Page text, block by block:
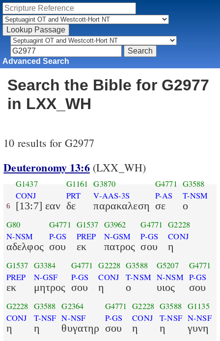
Advanced Search
Search the Bible for G2977
in LXX_WH
10 results for G2977
Deuteronomy 13:6(LXX_WH)
6
G1437
CONJ
[13:7] εαν
G1161
PRT
δε
G3870
V-AAS-3S
παρακαλεση
G4771
P-AS
σε
G3588
T-NSM
ο
G80
N-NSM
αδελφος
G4771
P-GS
σου
G1537
PREP
εκ
G3962
N-GSM
πατρος
G4771
P-GS
σου
G2228
CONJ
η
G1537
PREP
εκ
G3384
N-GSF
μητρος
G4771
P-GS
σου
G2228
CONJ
η
G3588
T-NSM
ο
G5207
N-NSM
υιος
G4771
P-GS
σου
G2228
CONJ
η
G3588
T-NSF
η
G2364
N-NSF
θυγατηρ
G4771
P-GS
σου
G2228
CONJ
η
G3588
T-NSF
η
G1135
N-NSF
γυνη